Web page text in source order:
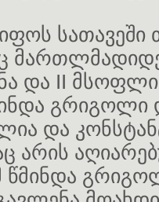
და II
გრიგოლი
და
არის
წმინდა